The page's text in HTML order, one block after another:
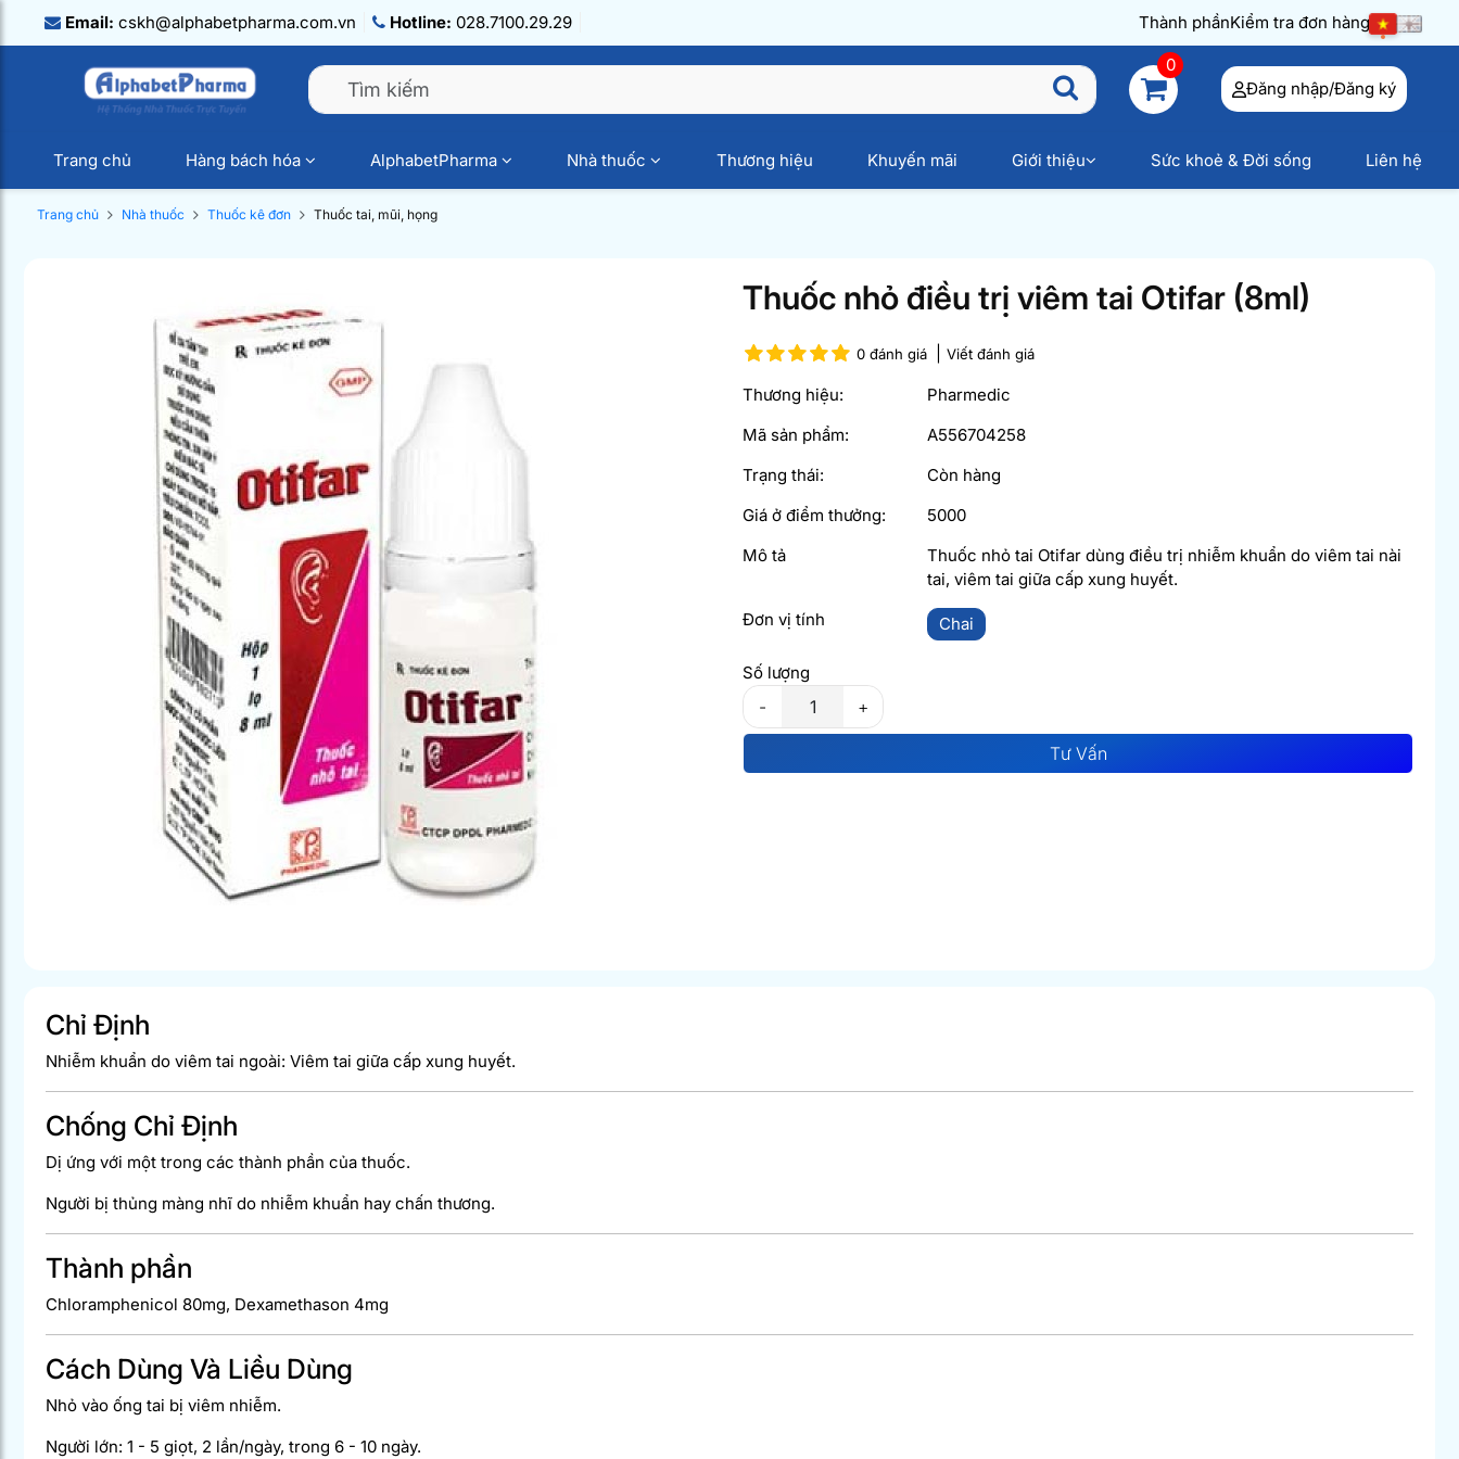
Email: cskh@alphabetpharma.com.vn Hotline: 028.7100.29.29 Thành phầnKiểm tra đơn hàng
0
Đăng nhập/Đăng ký
Trang chủ Hàng bách hóa AlphabetPharma Nhà thuốc Thương hiệu Khuyến mãi Giới thiệu Sức khoẻ & Đời sống Liên hệ
Trang chủ Nhà thuốc Thuốc kê đơn Thuốc tai, mũi, họng
Thuốc nhỏ điều trị viêm tai Otifar (8ml)
0 đánh giá Viết đánh giá
Thương hiệu:
Pharmedic
Mã sản phẩm:
A556704258
Trạng thái:
Còn hàng
Giá ở điểm thưởng:
5000
Mô tả
Thuốc nhỏ tai Otifar dùng điều trị nhiễm khuẩn do viêm tai nài
tai, viêm tai giữa cấp xung huyết.
Đơn vị tính
Chai
Số lượng
- +
Tư Vấn
Chỉ Định
Nhiễm khuẩn do viêm tai ngoài: Viêm tai giữa cấp xung huyết.
Chống Chỉ Định
Dị ứng với một trong các thành phần của thuốc.
Người bị thủng màng nhĩ do nhiễm khuẩn hay chấn thương.
Thành phần
Chloramphenicol 80mg, Dexamethason 4mg
Cách Dùng Và Liều Dùng
Nhỏ vào ống tai bị viêm nhiễm.
Người lớn: 1 - 5 giọt, 2 lần/ngày, trong 6 - 10 ngày.